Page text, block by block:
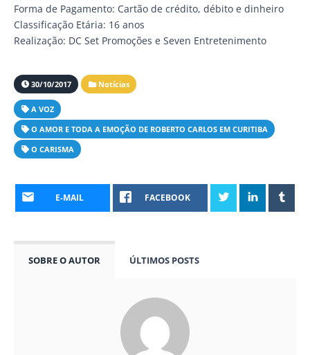
Forma de Pagamento: Cartão de crédito, débito e dinheiro
Classificação Etária: 16 anos
Realização: DC Set Promoções e Seven Entretenimento
30/10/2017 Notícias
A VOZ
O AMOR E TODA A EMOÇÃO DE ROBERTO CARLOS EM CURITIBA
O CARISMA
E-MAIL FACEBOOK
SOBRE O AUTOR ÚLTIMOS POSTS